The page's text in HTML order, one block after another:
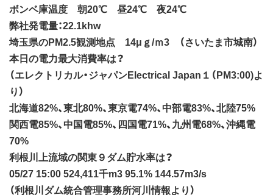
ボンベ庫温度 朝20℃ 昼24℃ 夜24℃
弊社発電量：22.1khw
埼玉県のPM2.5観測地点 14μｇ/ｍ3 （さいたま市城南）
本日の電力最大消費率は？
（エレクトリカル・ジャパンElectrical Japan１（PM3:00)よ
り）
北海道82%、東北80%、東京電74%、中部電83%、北陸75%
関西電85%、中国電85%、四国電71%、九州電68%、沖縄電
70%
利根川上流域の関東９ダム貯水率は？
05/27 15:00 524,411千m3 95.1% 144.57m3/s
（利根川ダム統合管理事務所河川情報より）